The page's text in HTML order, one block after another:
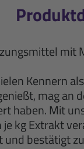
mit
Kennern
mag
haben. Mit
kg Extrakt
bestätigt